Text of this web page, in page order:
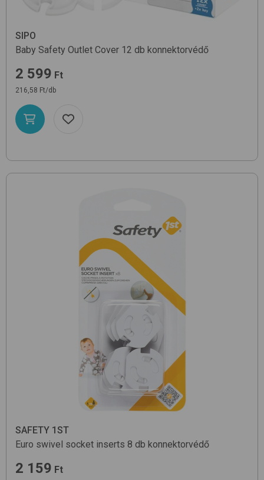
SIPO
Baby Safety Outlet Cover 12 db konnektorvédő
2 599 Ft
216,58 Ft/db
SAFETY 1ST
Euro swivel socket inserts 8 db konnektorvédő
2 159 Ft